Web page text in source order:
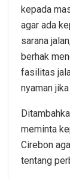
kepada
agar ada
sarana
berhak
fasilitas
nyaman
meminta
Cirebon
tentang